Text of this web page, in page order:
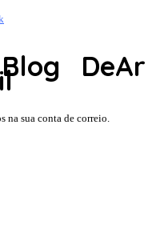
DeAr
na sua conta de correio.